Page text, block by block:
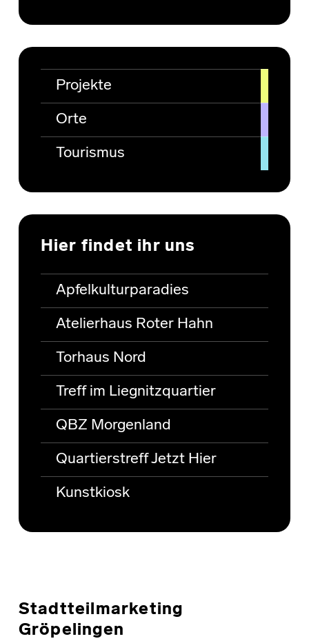
Projekte
Orte
Tourismus
Hier findet ihr uns
Apfelkulturparadies
Atelierhaus Roter Hahn
Torhaus Nord
Treff im Liegnitzquartier
QBZ Morgenland
Quartierstreff Jetzt Hier
Kunstkiosk
Stadtteilmarketing
Gröpelingen